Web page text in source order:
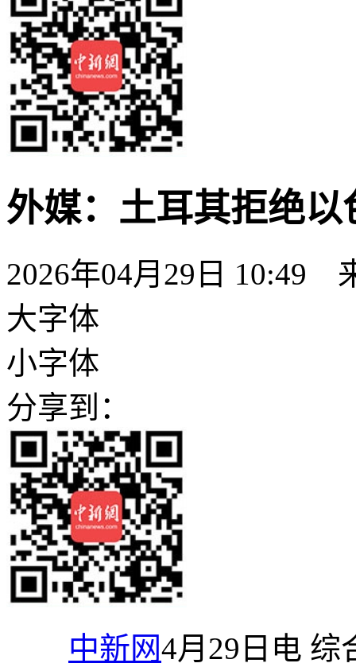
外媒：土耳其拒绝
2026年04月29日 10:49
大字体
小字体
分享到：
中新网4月29日电 综